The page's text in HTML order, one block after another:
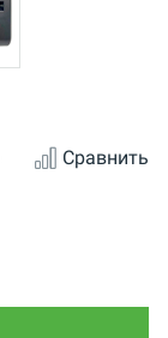
Сравнить